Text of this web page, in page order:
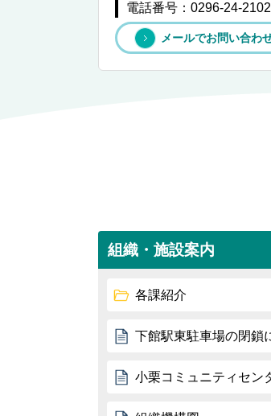
電話番号：0296-24-2102
メールでお問い合わ
組織・施設案内
各課紹介
下館駅東駐車場の閉鎖
小栗コミュニティセン